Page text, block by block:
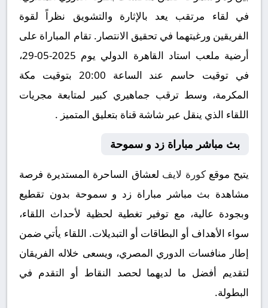
في لقاء مرتقب يعد بالإثارة والتشويق نظراً لقوة
الفريقين ورغبتهما في تحقيق الانتصار. تقام المباراة على
أرضية ملعب استاد القاهرة الدولي يوم 2025-05-29،
في توقيت حاسم عند الساعة 20:00 بتوقيت مكة
المكرمة، وسط ترقب جماهيري كبير لمتابعة مجريات
اللقاء الذي ينقل عبر شاشة قناة بتعليق المتميز .
بث مباشر مباراة زد و سموحة
يتيح موقعكورة لايف لعشاق الساحرة المستديرة فرصة
مشاهدة بث مباشر مباراة زد و سموحة بدون تقطيع
وبجودة عالية، مع توفير تغطية لحظية لأحداث اللقاء،
سواء الأهداف أو البطاقات أو التبديلات. اللقاء يأتي ضمن
إطار منافسات الدوري المصري، ويسعى خلاله الفريقان
لتقديم أفضل ما لديهما لحصد النقاط أو التقدم في
البطولة.